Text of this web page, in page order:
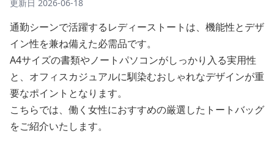
更新日 2026-06-18
通勤シーンで活躍するレディーストートは、機能性とデザ
イン性を兼ね備えた必需品です。
A4サイズの書類やノートパソコンがしっかり入る実用性
と、オフィスカジュアルに馴染むおしゃれなデザインが重
要なポイントとなります。
こちらでは、働く女性におすすめの厳選したトートバッグ
をご紹介いたします。